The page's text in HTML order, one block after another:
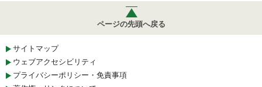
ページの先頭へ戻る
サイトマップ
ウェブアクセシビリティ
プライバシーポリシー・免責事項